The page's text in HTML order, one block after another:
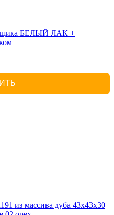
ящика БЕЛЫЙ ЛАК +
из массива дуба 43х43х30